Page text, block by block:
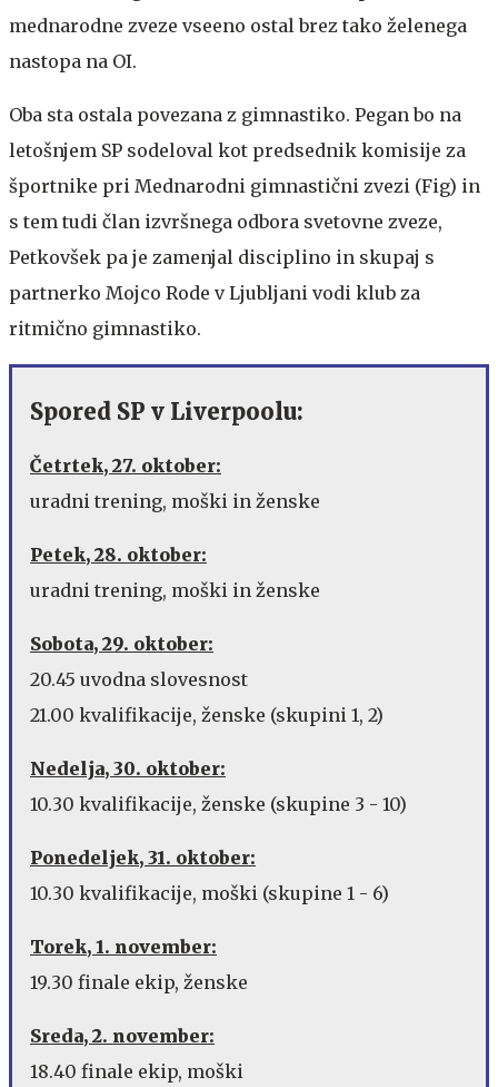
mednarodne zveze vseeno ostal brez tako želenega
nastopa na OI.
Oba sta ostala povezana z gimnastiko. Pegan bo na
letošnjem SP sodeloval kot predsednik komisije za
športnike pri Mednarodni gimnastični zvezi (Fig) in
s tem tudi član izvršnega odbora svetovne zveze,
Petkovšek pa je zamenjal disciplino in skupaj s
partnerko Mojco Rode v Ljubljani vodi klub za
ritmično gimnastiko.
Spored SP v Liverpoolu:
Četrtek, 27. oktober:
uradni trening, moški in ženske
Petek, 28. oktober:
uradni trening, moški in ženske
Sobota, 29. oktober:
20.45 uvodna slovesnost
21.00 kvalifikacije, ženske (skupini 1, 2)
Nedelja, 30. oktober:
10.30 kvalifikacije, ženske (skupine 3 - 10)
Ponedeljek, 31. oktober:
10.30 kvalifikacije, moški (skupine 1 - 6)
Torek, 1. november:
19.30 finale ekip, ženske
Sreda, 2. november:
18.40 finale ekip, moški